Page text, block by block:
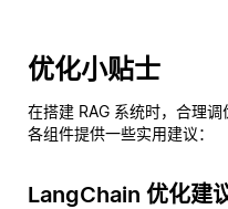
优化小贴士
在搭建 RAG 系统时，合理
各组件提供一些实用建议：
LangChain 优化建